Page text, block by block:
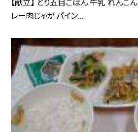
レー肉じゃが パイン...